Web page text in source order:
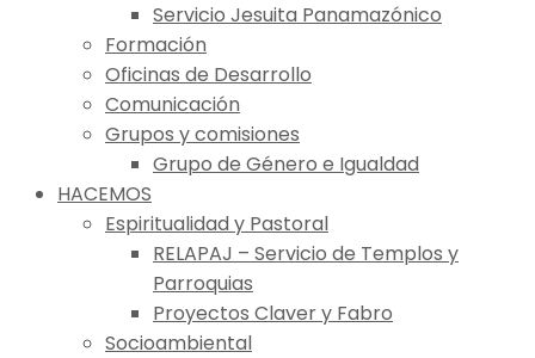
Servicio Jesuita Panamazónico
Formación
Oficinas de Desarrollo
Comunicación
Grupos y comisiones
Grupo de Género e Igualdad
HACEMOS
Espiritualidad y Pastoral
RELAPAJ – Servicio de Templos y
Parroquias
Proyectos Claver y Fabro
Socioambiental